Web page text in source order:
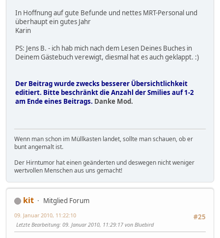
In Hoffnung auf gute Befunde und nettes MRT-Personal und
überhaupt ein gutes Jahr
Karin
PS: Jens B. - ich hab mich nach dem Lesen Deines Buches in
Deinem Gästebuch verewigt, diesmal hat es auch geklappt. :)
Der Beitrag wurde zwecks besserer Übersichtlichkeit
editiert. Bitte beschränkt die Anzahl der Smilies auf 1-2
am Ende eines Beitrags. Danke Mod.
Wenn man schon im Müllkasten landet, sollte man schauen, ob er
bunt angemalt ist.
Der Hirntumor hat einen geänderten und deswegen nicht weniger
wertvollen Menschen aus uns gemacht!
kit
Mitglied Forum
#25
09. Januar 2010, 11:22:10
Letzte Bearbeitung: 09. Januar 2010, 11:29:17 von Bluebird